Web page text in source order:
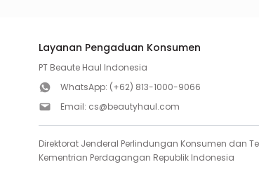
Layanan Pengaduan Konsumen
PT Beaute Haul Indonesia
WhatsApp: (+62) 813-1000-9066
Email: cs@beautyhaul.com
Direktorat Jenderal Perlindungan Konsumen dan
Kementrian Perdagangan Republik Indonesia